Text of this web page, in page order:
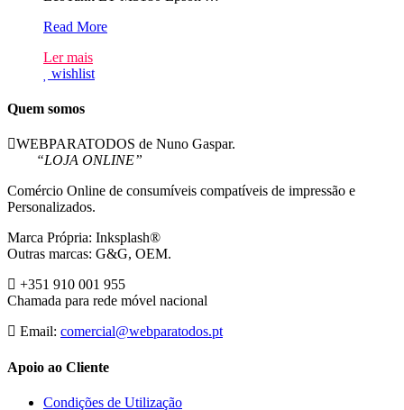
Epson
Preto
Frasco
Compativel
Read More
Ler mais
wishlist
Quem somos
WEBPARATODOS de Nuno Gaspar.
“LOJA ONLINE”
Comércio Online de consumíveis compatíveis de impressão e
Personalizados.
Marca Própria: Inksplash®
Outras marcas: G&G, OEM.
+351 910 001 955
Chamada para rede móvel nacional
Email: comercial@webparatodos.pt
Apoio ao Cliente
Condições de Utilização